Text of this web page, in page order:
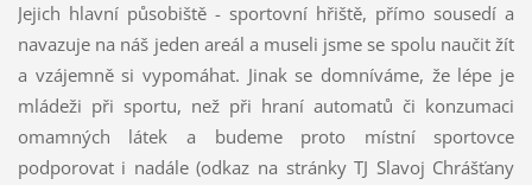
Jejich hlavní působiště - sportovní hřiště, přímo sousedí a
navazuje na náš jeden areál a museli jsme se spolu naučit žít
a vzájemně si vypomáhat. Jinak se domníváme, že lépe je
mládeži při sportu, než při hraní automatů či konzumaci
omamných látek a budeme proto místní sportovce
podporovat i nadále (odkaz na stránky TJ Slavoj Chrášťany